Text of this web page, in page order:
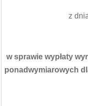
z
w sprawie wypłaty
ponadwymiarowych